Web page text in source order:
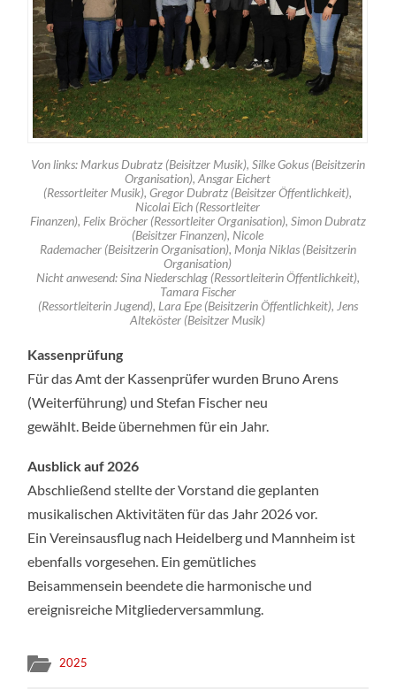
Von links: Markus Dubratz (Beisitzer Musik), Silke Gokus (Beisitzerin
Organisation), Ansgar Eichert
(Ressortleiter Musik), Gregor Dubratz (Beisitzer Öffentlichkeit),
Nicolai Eich (Ressortleiter
Finanzen), Felix Bröcher (Ressortleiter Organisation), Simon Dubratz
(Beisitzer Finanzen), Nicole
Rademacher (Beisitzerin Organisation), Monja Niklas (Beisitzerin
Organisation)
Nicht anwesend: Sina Niederschlag (Ressortleiterin Öffentlichkeit),
Tamara Fischer
(Ressortleiterin Jugend), Lara Epe (Beisitzerin Öffentlichkeit), Jens
Alteköster (Beisitzer Musik)
Kassenprüfung
Für das Amt der Kassenprüfer wurden Bruno Arens
(Weiterführung) und Stefan Fischer neu
gewählt. Beide übernehmen für ein Jahr.
Ausblick auf 2026
Abschließend stellte der Vorstand die geplanten
musikalischen Aktivitäten für das Jahr 2026 vor.
Ein Vereinsausflug nach Heidelberg und Mannheim ist
ebenfalls vorgesehen. Ein gemütliches
Beisammensein beendete die harmonische und
ereignisreiche Mitgliederversammlung.
2025